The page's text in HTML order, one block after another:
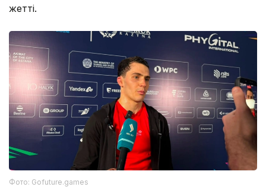
жетті.
Фото: Gofuture.games